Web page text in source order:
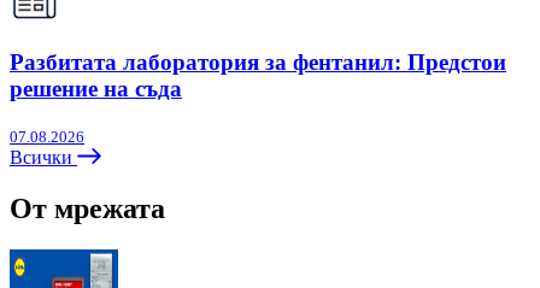
Разбитата лаборатория за фентанил: Предстои
решение на съда
07.08.2026
Всички
От мрежата